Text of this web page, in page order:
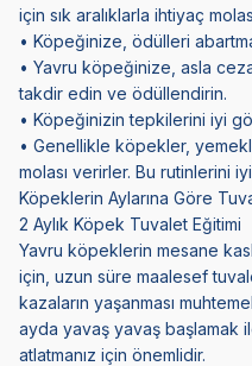
için sık aralıklarla ihtiyaç
• Köpeğinize, ödülleri
• Yavru köpeğinize, asla
takdir edin ve ödüllendirin.
• Köpeğinizin tepkilerini iyi
• Genellikle köpekler,
molası verirler. Bu rutinlerini
Köpeklerin Aylarına Göre
2 Aylık Köpek Tuvalet Eğitimi
Yavru köpeklerin mesane
için, uzun süre maalesef
kazaların yaşanması
ayda yavaş yavaş başlamak
atlatmanız için önemlidir.